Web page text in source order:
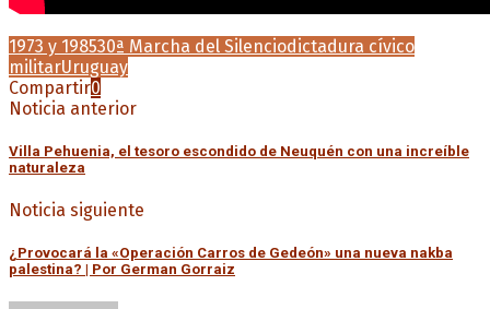
1973 y 198530ª Marcha del Silenciodictadura cívico
militarUruguay
Compartir0
Noticia anterior
Villa Pehuenia, el tesoro escondido de Neuquén con una increíble
naturaleza
Noticia siguiente
¿Provocará la «Operación Carros de Gedeón» una nueva nakba
palestina? | Por German Gorraiz